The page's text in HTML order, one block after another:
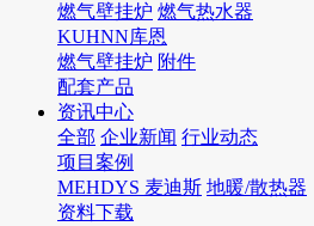
燃气壁挂炉 燃气热水器
KUHNN库恩
燃气壁挂炉 附件
配套产品
资讯中心
全部 企业新闻 行业动态
项目案例
MEHDYS 麦迪斯 地暖/散热器
资料下载